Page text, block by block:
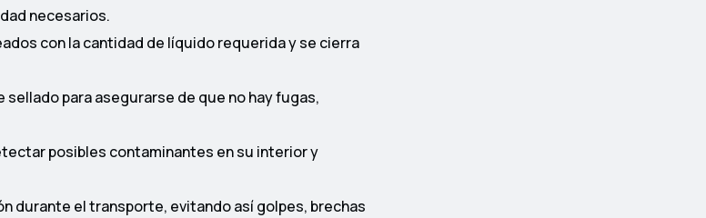
necesarios.
con la cantidad de líquido requerida y se cierra
para asegurarse de que no hay fugas,
posibles contaminantes en su interior y
durante el transporte, evitando así golpes, brechas